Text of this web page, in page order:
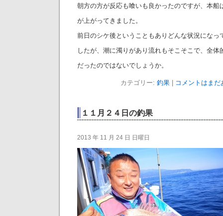
朝方の方が反応も喰いも良かったのですが、本船
が上がってきました。
前日のシケ後ということもありどんな状況になっ
したが、潮に濁りがあり流れもそこそこで、全体
だったのではないでしょうか。
カテゴリー: 釣果| コメントはまだ
１１月２４日の釣果
2013 年 11 月 24 日 日曜日